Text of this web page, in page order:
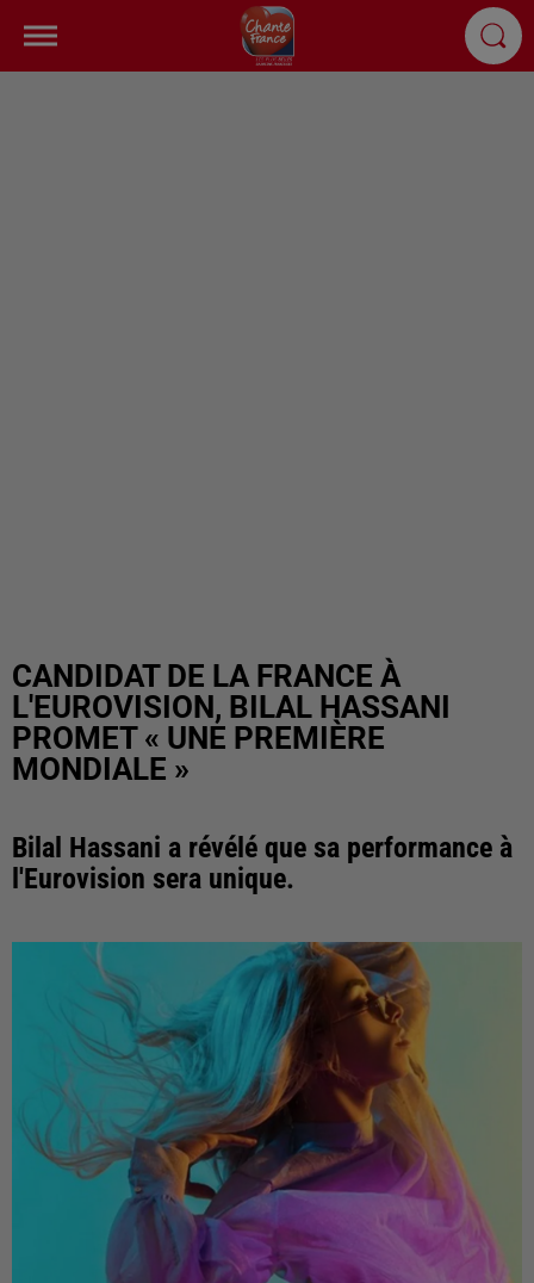
CANDIDAT DE LA FRANCE À
L'EUROVISION, BILAL HASSANI
PROMET « UNE PREMIÈRE
MONDIALE »
Bilal Hassani a révélé que sa performance à
l'Eurovision sera unique.